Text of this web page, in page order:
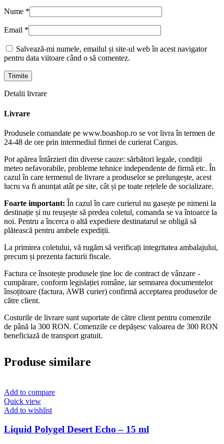
Nume *
Email *
Salvează-mi numele, emailul și site-ul web în acest navigator
pentru data viitoare când o să comentez.
Detalii livrare
Livrare
Produsele comandate pe www.boashop.ro se vor livra în termen de
24-48 de ore prin intermediul firmei de curierat Cargus.
Pot apărea întârzieri din diverse cauze: sărbători legale, condiții
meteo nefavorabile, probleme tehnice independente de firmă etc. În
cazul în care termenul de livrare a produselor se prelungește, acest
lucru va fi anunțat atât pe site, cât și pe toate rețelele de socializare.
Foarte important: În cazul în care curierul nu gasește pe nimeni la
destinație și nu reușește să predea coletul, comanda se va întoarce la
noi. Pentru a încerca o altă expediere destinatarul se obligă să
plătească pentru ambele expediții.
La primirea coletului, vă rugăm să verificați integritatea ambalajului,
precum și prezenta facturii fiscale.
Factura ce însotește produsele ține loc de contract de vânzare -
cumpărare, conform legislației române, iar semnarea documentelor
însoțitoare (factura, AWB curier) confirmă acceptarea produselor de
către client.
Costurile de livrare sunt suportate de către client pentru comenzile
de până la 300 RON. Comenzile ce depășesc valoarea de 300 RON
beneficiază de transport gratuit.
Produse similare
Add to compare
Quick view
Add to wishlist
Liquid Polygel Desert Echo – 15 ml